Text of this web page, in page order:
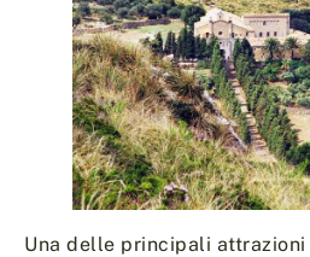
Una delle principali